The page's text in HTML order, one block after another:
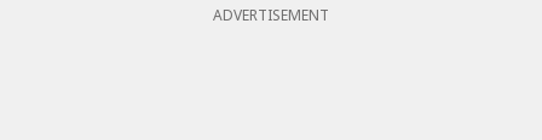
ADVERTISEMENT